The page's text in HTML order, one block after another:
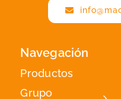
Navegación
Productos
Grupo